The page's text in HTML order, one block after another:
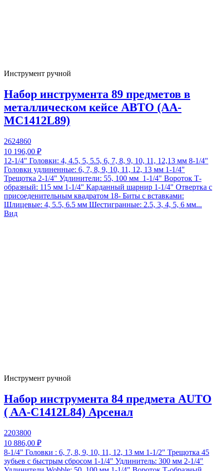
Инструмент ручной
Набор инструмента 89 предметов в
металлическом кейсе АВТО (AA-
MС1412L89)
2624860
10 196,00 ₽
12-1/4" Головки: 4, 4.5, 5, 5.5, 6, 7, 8, 9, 10, 11, 12,13 мм 8-1/4"
Головки удлиненные: 6, 7, 8, 9, 10, 11, 12, 13 мм 1-1/4"
Трещотка 2-1/4" Удлинители: 55, 100 мм 1-1/4" Вороток Т-
образный: 115 мм 1-1/4" Карданный шарнир 1-1/4" Отвертка с
присоеденительным квадратом 18- Биты с вставками:
Шлицевые: 4, 5.5, 6.5 мм Шестигранные: 2.5, 3, 4, 5, 6 мм...
Вид
Инструмент ручной
Набор инструмента 84 предмета AUTO
( AA-C1412L84) Арсенал
2203800
10 886,00 ₽
8-1/4" Головки : 6, 7, 8, 9, 10, 11, 12, 13 мм 1-1/2" Трещотка 45
зубьев с быстрым сбросом 1-1/4" Удлинитель: 300 мм 2-1/4"